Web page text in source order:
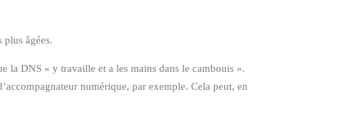
plus âgées.
la DNS « y travaille et a les mains dans le cambouis ».
numérique, par exemple. Cela peut, en